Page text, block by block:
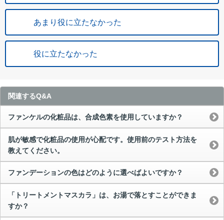
あまり役に立たなかった
役に立たなかった
関連するQ&A
ファンケルの化粧品は、合成色素を使用していますか？
肌が敏感で化粧品の使用が心配です。使用前のテスト方法を
教えてください。
ファンデーションの色はどのように選べばよいですか？
「トリートメントマスカラ」は、お湯で落とすことができま
すか？